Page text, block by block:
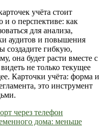
учёта стоит
и о перспективе: как
для анализа,
аудитов и повышения
создадите гибкую,
она будет расти вместе с
не только текущее
Карточки учёта: форма и
это инструмент
через телефон
дома: меньше